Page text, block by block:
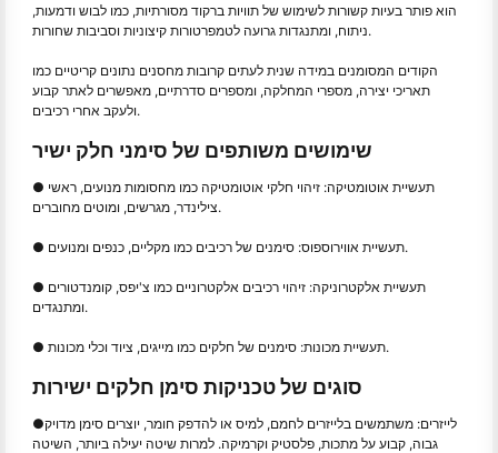
הוא פותר בעיות קשורות לשימוש של תוויות ברקוד מסורתיות, כמו לבוש ודמעות,
ניתוח, ומתנגדות גרועה לטמפרטורות קיצוניות וסביבות שחורות.
הקודים המסומנים במידה שנית לעתים קרובות מחסנים נתונים קריטיים כמו
תאריכי יצירה, מספרי המחלקה, ומספרים סדרתיים, מאפשרים לאתר קבוע
ולעקב אחרי רכיבים.
שימושים משותפים של סימני חלק ישיר
● תעשיית אוטומטיקה: זיהוי חלקי אוטומטיקה כמו מחסומות מנועים, ראשי
צילינדר, מגרשים, ומוטים מחוברים.
● תעשיית אווירוספוס: סימנים של רכיבים כמו מקליים, כנפים ומנועים.
● תעשיית אלקטרוניקה: זיהוי רכיבים אלקטרוניים כמו צ'יפס, קומנדטורים
ומתנגדים.
● תעשיית מכונות: סימנים של חלקים כמו מייגים, ציוד וכלי מכונות.
סוגים של טכניקות סימן חלקים ישירות
●לייזרים: משתמשים בלייזרים לחמם, למיס או להדפק חומר, יוצרים סימן מדויק
גבוה, קבוע על מתכות, פלסטיק וקרמיקה. למרות שיטה יעילה ביותר, השיטה